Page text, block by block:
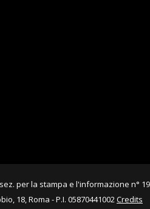
per la stampa e l'informazione n°
18, Roma - P.I. 05870441002Credits